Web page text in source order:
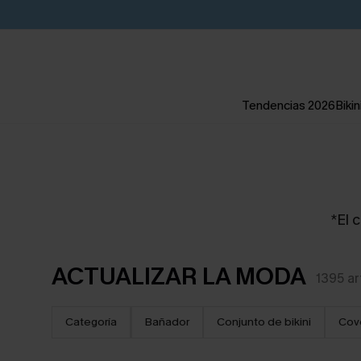
Tendencias 2026
*El
ACTUALIZAR LA MODA 1395
Categoría Bañador Conjunto de bikini